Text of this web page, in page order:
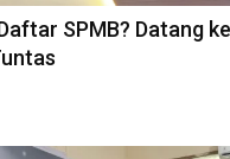
SPMB? Datang